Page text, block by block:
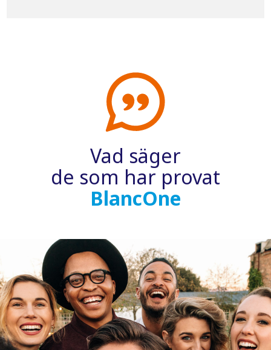
Vad säger
de som har provat
BlancOne